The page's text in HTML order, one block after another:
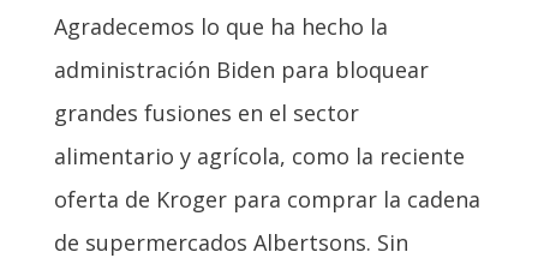
Agradecemos lo que ha hecho la
administración Biden para bloquear
grandes fusiones en el sector
alimentario y agrícola, como la reciente
oferta de Kroger para comprar la cadena
de supermercados Albertsons. Sin